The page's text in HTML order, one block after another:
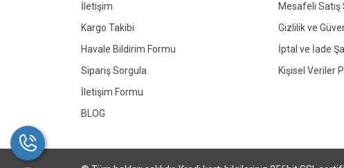
İletişim
Kargo Takibi
Havale Bildirim Formu
Sipariş Sorgula
İletişim Formu
BLOG
Mesafeli
Gizlilik ve
İptal ve İade
Kişisel Veriler